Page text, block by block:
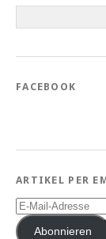
FACEBOOK
ARTIKEL PER
E-
Mail-
AdresseAbonnieren